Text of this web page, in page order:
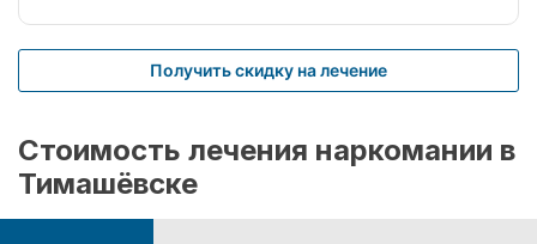
Получить скидку на лечение
Стоимость лечения наркомании в
Тимашёвске